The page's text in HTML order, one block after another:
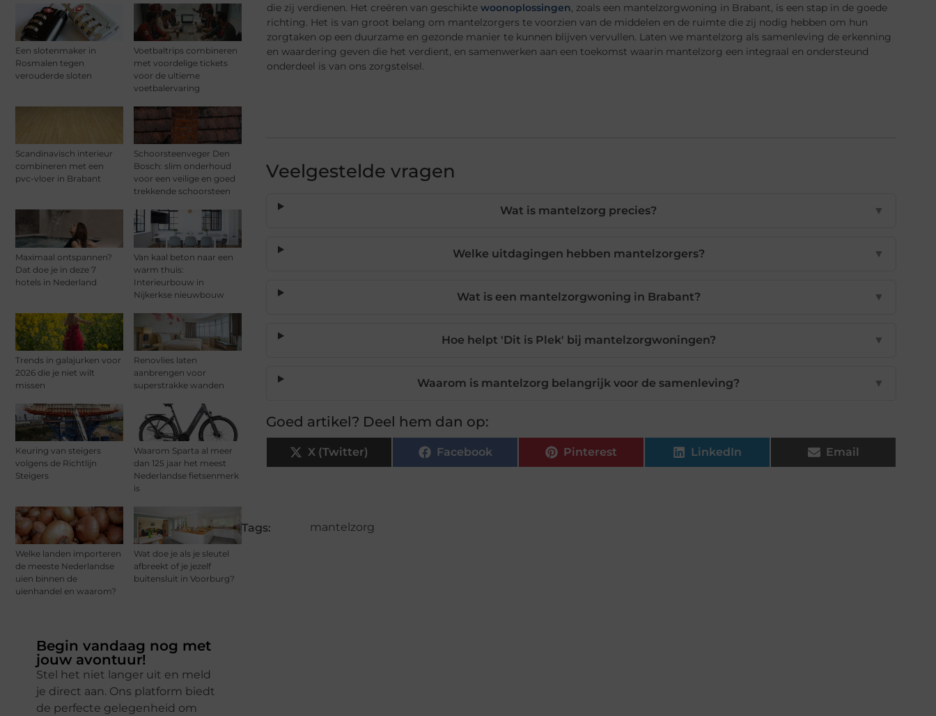
Een slotenmaker in
Rosmalen tegen
verouderde sloten
Voetbaltrips combineren
met voordelige tickets
voor de ultieme
voetbalervaring
Scandinavisch interieur
combineren met een
pvc-vloer in Brabant
Schoorsteenveger Den
Bosch: slim onderhoud
voor een veilige en goed
trekkende schoorsteen
Maximaal ontspannen?
Dat doe je in deze 7
hotels in Nederland
Van kaal beton naar een
warm thuis:
Interieurbouw in
Nijkerkse nieuwbouw
Trends in galajurken voor
2026 die je niet wilt
missen
Renovlies laten
aanbrengen voor
superstrakke wanden
Keuring van steigers
volgens de Richtlijn
Steigers
Waarom Sparta al meer
dan 125 jaar het meest
Nederlandse fietsenmerk
is
Welke landen importeren
de meeste Nederlandse
uien binnen de
uienhandel en waarom?
Wat doe je als je sleutel
afbreekt of je jezelf
buitensluit in Voorburg?
Begin vandaag nog met
jouw avontuur!
Stel het niet langer uit en meld
je direct aan. Ons platform biedt
de perfecte gelegenheid om
die zij verdienen. Het creëren van geschikte woonoplossingen , zoals een mantelzorgwoning in Brabant, is een stap in de goede
richting. Het is van groot belang om mantelzorgers te voorzien van de middelen en de ruimte die zij nodig hebben om hun
zorgtaken op een duurzame en gezonde manier te kunnen blijven vervullen. Laten we mantelzorg als samenleving de erkenning
en waardering geven die het verdient, en samenwerken aan een toekomst waarin mantelzorg een integraal en ondersteund
onderdeel is van ons zorgstelsel.
Veelgestelde vragen
Wat is mantelzorg precies? ▼
Welke uitdagingen hebben mantelzorgers? ▼
Wat is een mantelzorgwoning in Brabant? ▼
Hoe helpt 'Dit is Plek' bij mantelzorgwoningen? ▼
Waarom is mantelzorg belangrijk voor de samenleving? ▼
Goed artikel? Deel hem dan op:
X (Twitter) Facebook Pinterest LinkedIn Email
Tags: mantelzorg